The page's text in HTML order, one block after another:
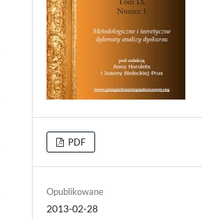
PDF
Opublikowane
2013-02-28